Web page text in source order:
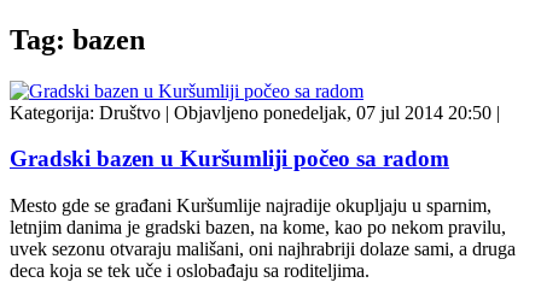
Tag: bazen
Kategorija: Društvo | Objavljeno ponedeljak, 07 jul 2014 20:50 |
Gradski bazen u Kuršumliji počeo sa radom
Mesto gde se građani Kuršumlije najradije okupljaju u sparnim,
letnjim danima je gradski bazen, na kome, kao po nekom pravilu,
uvek sezonu otvaraju mališani, oni najhrabriji dolaze sami, a druga
deca koja se tek uče i oslobađaju sa roditeljima.